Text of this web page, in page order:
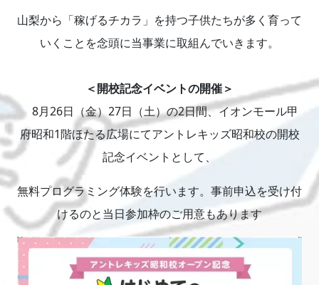
山梨から「稼げるチカラ」を持つ子供たちが多く育って
いくことを念頭に当事業に取組んでいきます。
＜開校記念イベントの開催＞
8月26日（金）27日（土）の2日間、イオンモール甲
府昭和1階ほたる広場にてアントレキッズ昭和校の開校
記念イベントとして、
無料プログラミング体験を行います。事前申込を受け付
けるのと当日参加枠のご用意もあります